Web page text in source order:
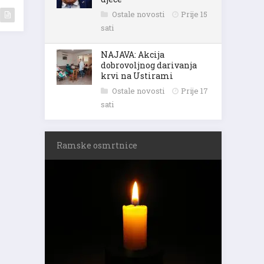
Ostale novosti
Prije 15
sati
NAJAVA: Akcija
dobrovoljnog darivanja
krvi na Ustirami
Ostale novosti
Prije 17
sati
Ramske osmrtnice